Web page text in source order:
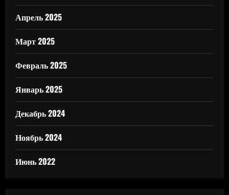
Апрель 2025
Март 2025
Февраль 2025
Январь 2025
Декабрь 2024
Ноябрь 2024
Июнь 2022